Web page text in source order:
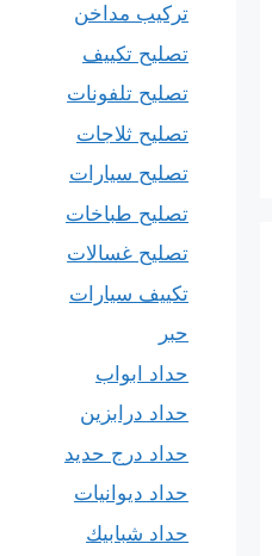
تركيب مداخن
تصليح تكييف
تصليح تلفونات
تصليح ثلاجات
تصليح سيارات
تصليح طباخات
تصليح غسالات
تكييف سيارات
حبر
حداد ابواب
حداد درابزين
حداد درج حديد
حداد ديوانيات
حداد شبابيك